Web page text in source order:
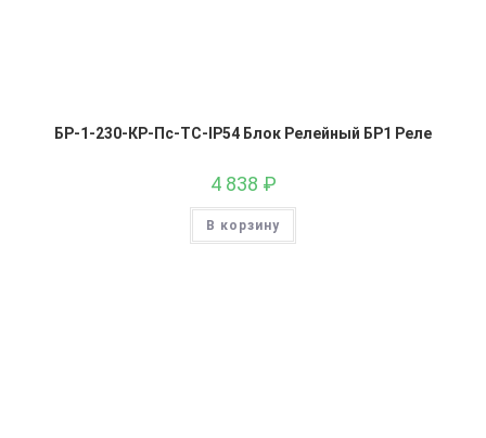
БР-1-230-КР-Пс-ТС-IP54 Блок Релейный БР1 Реле
4 838 ₽
В корзину